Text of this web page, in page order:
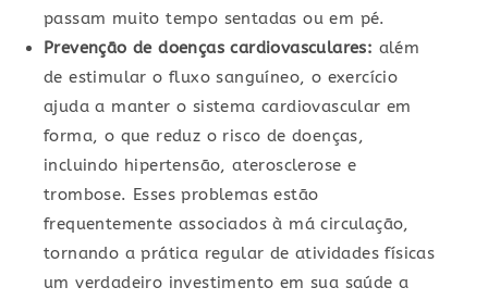
passam muito tempo sentadas ou em pé.
Prevenção de doenças cardiovasculares: além
de estimular o fluxo sanguíneo, o exercício
ajuda a manter o sistema cardiovascular em
forma, o que reduz o risco de doenças,
incluindo hipertensão, aterosclerose e
trombose. Esses problemas estão
frequentemente associados à má circulação,
tornando a prática regular de atividades físicas
um verdadeiro investimento em sua saúde a